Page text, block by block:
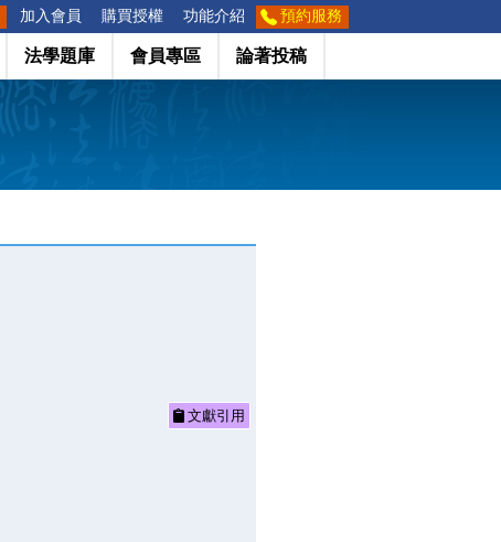
加入會員 購買授權 功能介紹 預約服務
法學題庫 會員專區 論著投稿
文獻引用